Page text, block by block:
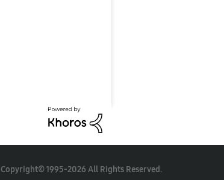
Copyright© 1995-2026 All Rights Reserved.